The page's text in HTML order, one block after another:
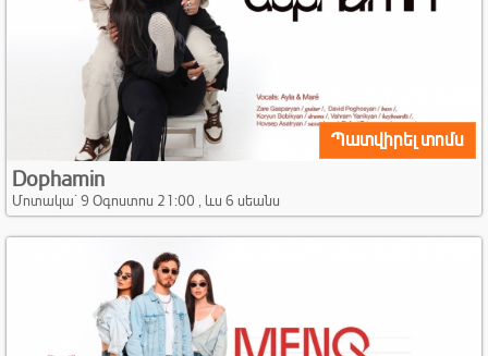
Պատվիրել տոմս
Dophamin
Մոտակա` 9 Օգոստոս 21:00 , ևս 6 սեանս